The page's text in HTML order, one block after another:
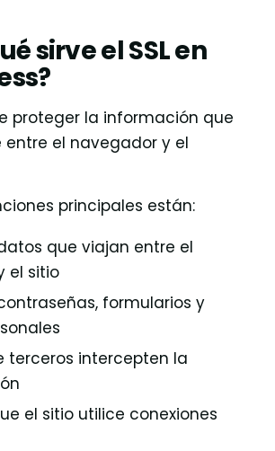
sirve el SSL en
proteger la información que
entre el navegador y el
principales están:
que viajan entre el
el sitio
formularios y
terceros intercepten la
el sitio utilice conexiones